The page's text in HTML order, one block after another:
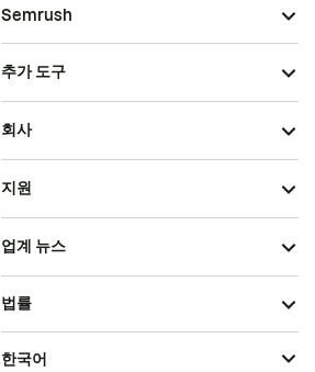
Semrush
추가 도구
회사
지원
업계 뉴스
법률
한국어